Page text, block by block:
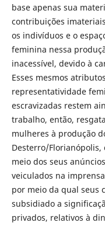
base apenas sua
contribuições
os indivíduos e o
feminina nessa
inacessível, devido à
Esses mesmos
representatividade
escravizadas restem
trabalho, então,
mulheres à produção
Desterro/
meio dos seus
veiculados na
por meio da qual seus
subsidiado a
privados, relativos à